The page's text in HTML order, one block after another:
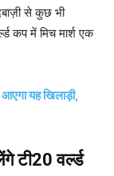
से कुछ भी
कप में मिच मार्श एक
यह खिलाड़ी,
टी20 वर्ल्ड